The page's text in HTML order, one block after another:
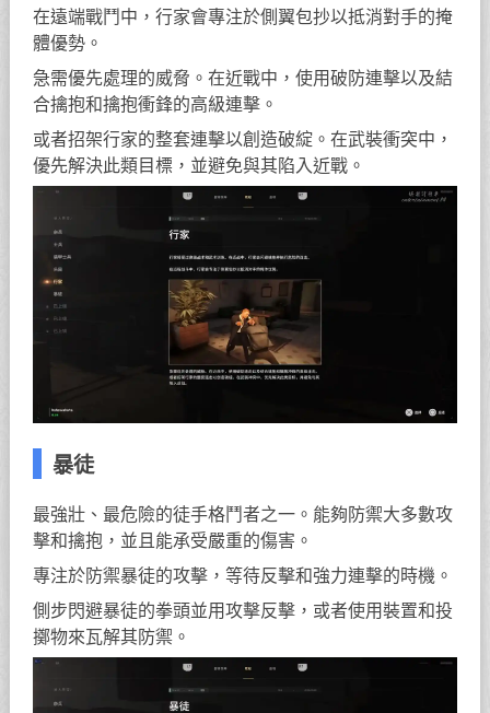
在遠端戰鬥中，行家會專注於側翼包抄以抵消對手的掩
體優勢。
急需優先處理的威脅。在近戰中，使用破防連擊以及結
合擒抱和擒抱衝鋒的高級連擊。
或者招架行家的整套連擊以創造破綻。在武裝衝突中，
優先解決此類目標，並避免與其陷入近戰。
暴徒
最強壯、最危險的徒手格鬥者之一。能夠防禦大多數攻
擊和擒抱，並且能承受嚴重的傷害。
專注於防禦暴徒的攻擊，等待反擊和強力連擊的時機。
側步閃避暴徒的拳頭並用攻擊反擊，或者使用裝置和投
擲物來瓦解其防禦。